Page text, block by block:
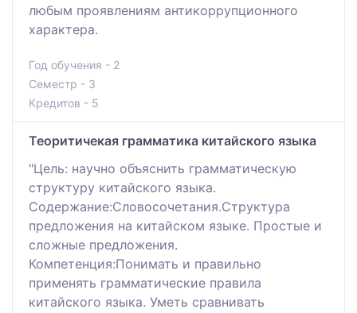
любым проявлениям антикоррупционного
характера.
Год обучения - 2
Семестр - 3
Кредитов - 5
Теоритичекая грамматика китайского языка
"Цель: научно объяснить грамматическую
структуру китайского языка.
Содержание:Словосочетания.Структура
предложения на китайском языке. Простые и
сложные предложения.
Компетенция:Понимать и правильно
применять грамматические правила
китайского языка. Уметь сравнивать